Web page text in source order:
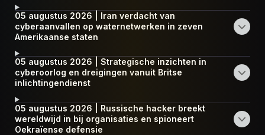
05 augustus 2026 | Iran verdacht van
cyberaanvallen op waternetwerken in zeven
Amerikaanse staten
05 augustus 2026 | Strategische inzichten in
cyberoorlog en dreigingen vanuit Britse
inlichtingendienst
05 augustus 2026 | Russische hacker breekt
wereldwijd in bij organisaties en spioneert
Oekraïense defensie